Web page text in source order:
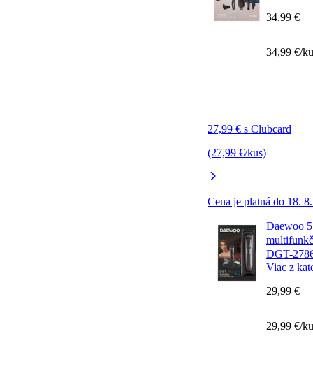
27,99 € s Clubcard
(27,99 €/kus)
Cena je platná do 18.
34,99 €
34,99 €/
Daewoo
DGT-
Viac z
29,99 €
29,99 €/